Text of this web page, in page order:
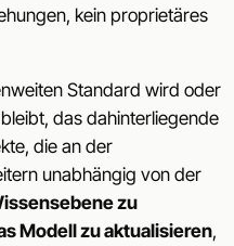
kein proprietäres
Standard wird oder
das dahinterliegende
die an der
unabhängig von der
zu
Modell zu aktualisieren,